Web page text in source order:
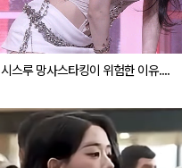
시스루 망사스타킹이 위험한 이유....